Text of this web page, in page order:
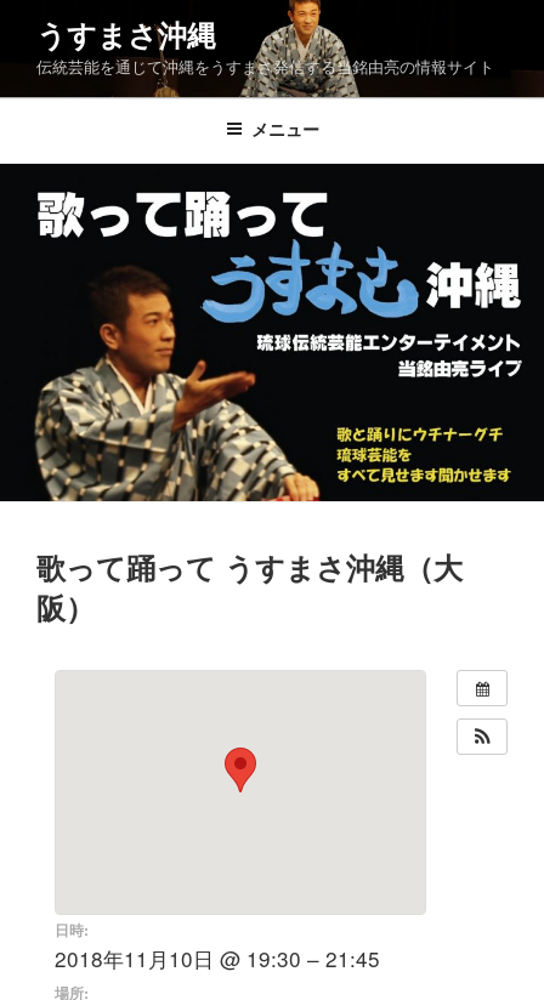
ン
うすまさ沖縄
伝統芸能を通じて沖縄をうすまさ発信する当銘由亮の情報サイト
メニュー
歌って踊って うすまさ沖縄（大
阪）
日時:
2018年11月10日 @ 19:30 – 21:45
場所: